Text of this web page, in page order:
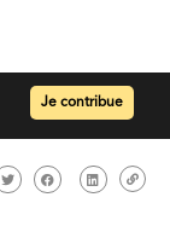
Je contribue